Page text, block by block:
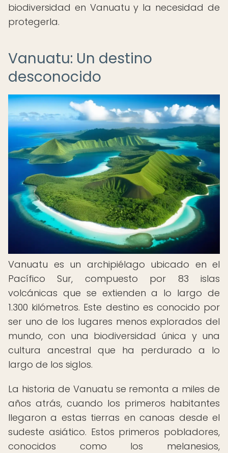
biodiversidad en Vanuatu y la necesidad de
protegerla.
Vanuatu: Un destino
desconocido
Vanuatu es un archipiélago ubicado en el
Pacífico Sur, compuesto por 83 islas
volcánicas que se extienden a lo largo de
1.300 kilómetros. Este destino es conocido por
ser uno de los lugares menos explorados del
mundo, con una biodiversidad única y una
cultura ancestral que ha perdurado a lo
largo de los siglos.
La historia de Vanuatu se remonta a miles de
años atrás, cuando los primeros habitantes
llegaron a estas tierras en canoas desde el
sudeste asiático. Estos primeros pobladores,
conocidos como los melanesios,